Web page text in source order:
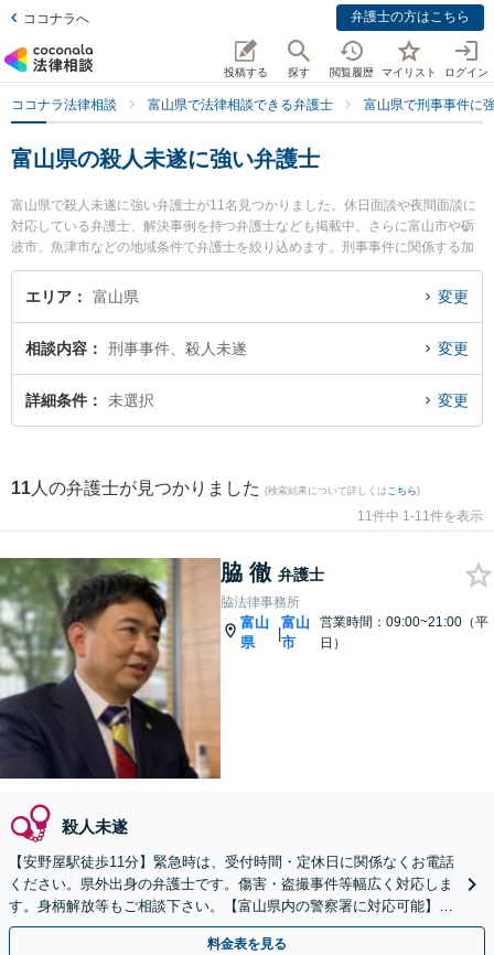
ココナラへ 弁護士の方はこちら
投稿する 探す 閲覧履歴 マイリスト ログイン
ココナラ法律相談 富山県で法律相談できる弁護士 富山県で刑事事件に
富山県の殺人未遂に強い弁護士
富山県で殺人未遂に強い弁護士が11名見つかりました。休日面談や夜間面談に
対応している弁護士、解決事例を持つ弁護士なども掲載中。さらに富山市や砺
波市、魚津市などの地域条件で弁護士を絞り込めます。刑事事件に関係する加
害者側や少年犯罪、再犯・前科あり等の細かな分野での絞り込み検索もでき便
利です。特に脇法律事務所の脇 徹弁護士や菊法律事務所の大橋 弘輝弁護士、滑
ルを今すぐに弁護士に相談したい』『殺人未遂のトラブル解決の実績豊富な近
くの弁護士を検索したい』『初回相談無料で殺人未遂を法律相談できる富山県
内の弁護士に相談予約したい』などでお困りの相談者さんにおすすめです。
エリア 富山県 変更
相談内容 刑事事件、殺人未遂 変更
詳細条件 未選択 変更
11 人の弁護士が見つかりました (検索結果について詳しくは こちら)
11件中 1-11件を表示
脇 徹 弁護士
脇法律事務所
富山
県
|
富山
市
営業時間：09:00~21:00（平
日）
殺人未遂
【安野屋駅徒歩11分】緊急時は、受付時間・定休日に関係なくお電話
ください。県外出身の弁護士です。傷害・盗撮事件等幅広く対応しま
す。身柄解放等もご相談下さい。【富山県内の警察署に対応可能】
【夜間・土日対応可】【電話相談可】【完全個室】
料金表を見る